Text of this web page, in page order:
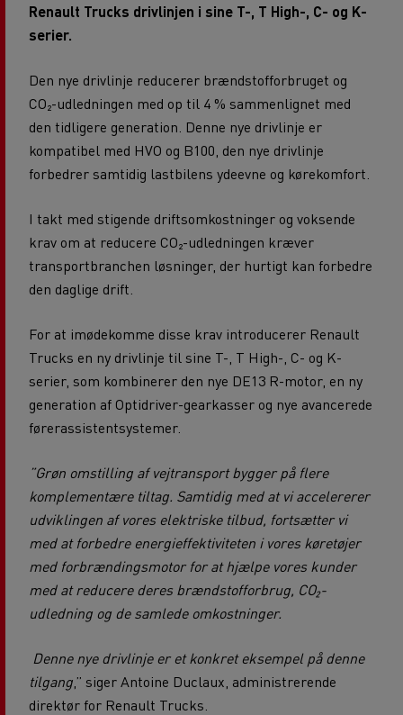
Renault Trucks drivlinjen i sine T-, T High-, C- og K-
serier.
Den nye drivlinje reducerer brændstofforbruget og
CO₂-udledningen med op til 4 % sammenlignet med
den tidligere generation. Denne nye drivlinje er
kompatibel med HVO og B100, den nye drivlinje
forbedrer samtidig lastbilens ydeevne og kørekomfort.
I takt med stigende driftsomkostninger og voksende
krav om at reducere CO₂-udledningen kræver
transportbranchen løsninger, der hurtigt kan forbedre
den daglige drift.
For at imødekomme disse krav introducerer Renault
Trucks en ny drivlinje til sine T-, T High-, C- og K-
serier, som kombinerer den nye DE13 R-motor, en ny
generation af Optidriver-gearkasser og nye avancerede
førerassistentsystemer.
”Grøn omstilling af vejtransport bygger på flere
komplementære tiltag. Samtidig med at vi accelererer
udviklingen af vores elektriske tilbud, fortsætter vi
med at forbedre energieffektiviteten i vores køretøjer
med forbrændingsmotor for at hjælpe vores kunder
med at reducere deres brændstofforbrug, CO₂-
udledning og de samlede omkostninger.
Denne nye drivlinje er et konkret eksempel på denne
tilgang ,” siger Antoine Duclaux, administrerende
direktør for Renault Trucks.